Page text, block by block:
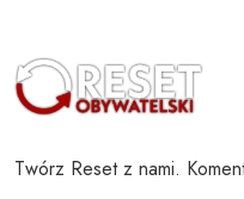
Twórz Reset z nami.